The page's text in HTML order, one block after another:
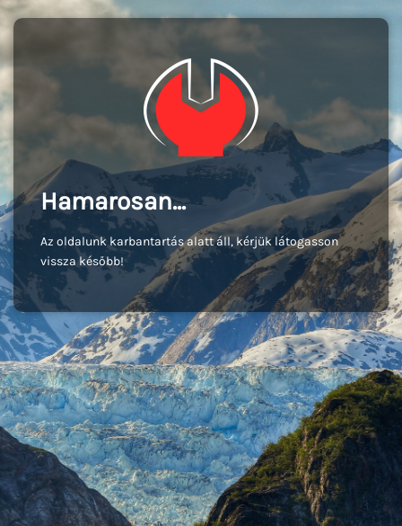
Hamarosan...
Az oldalunk karbantartás alatt áll, kérjük látogasson
vissza később!